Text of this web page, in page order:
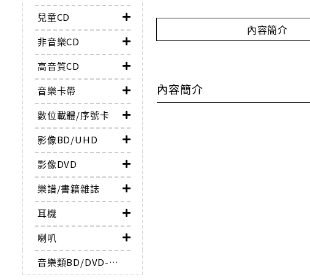
兒童CD
非音樂CD
高音質CD
音樂卡帶
數位載體/序號卡
影像BD/UHD
影像DVD
樂譜/書籍雜誌
耳機
喇叭
音樂類BD/DVD-AUDIO
內容簡介
內容簡介